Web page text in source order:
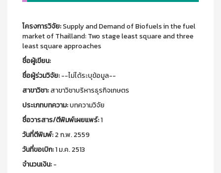
โครงการวิจัย:Supply and Demand of Biofuels in the fuel
market of Thailland: Two stage least square and three
least square approaches
ชื่อผู้เขียน:
ชื่อผู้ร่วมวิจัย:--ไม่ได้ระบุข้อมูล--
สาขาวิชา:สาขาวิชาบริหารธุรกิจเกษตร
ประเภทบทความ:บทความวิจัย
ชื่อวารสาร/ตีพิมพ์เผยแพร์:1
วันที่ตีพิมพ์:2 ก.พ. 2559
วันที่ขอเบิก:1 ม.ค. 2513
จำนวนเงิน:-